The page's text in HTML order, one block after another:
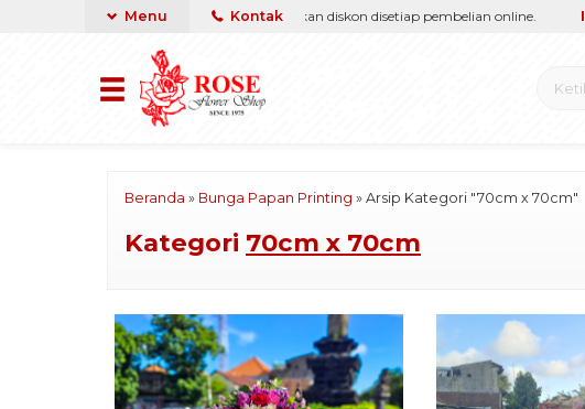
yang terbaik & termurah, dapatkan diskon disetiap pembelian online. INFO 2 :
Menu Kontak
Beranda » Bunga Papan Printing » Arsip Kategori "70cm x 70cm"
Kategori 70cm x 70cm